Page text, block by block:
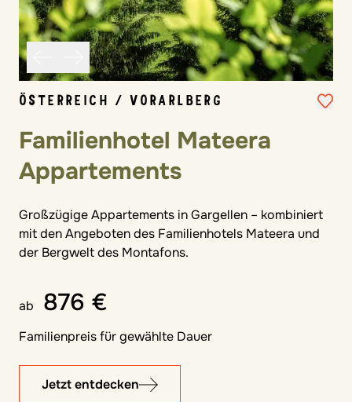
ÖSTERREICH / VORARLBERG
Familienhotel Mateera
Appartements
Großzügige Appartements in Gargellen – kombiniert
mit den Angeboten des Familienhotels Mateera und
der Bergwelt des Montafons.
ab 876 €
Familienpreis für gewählte Dauer
Jetzt entdecken